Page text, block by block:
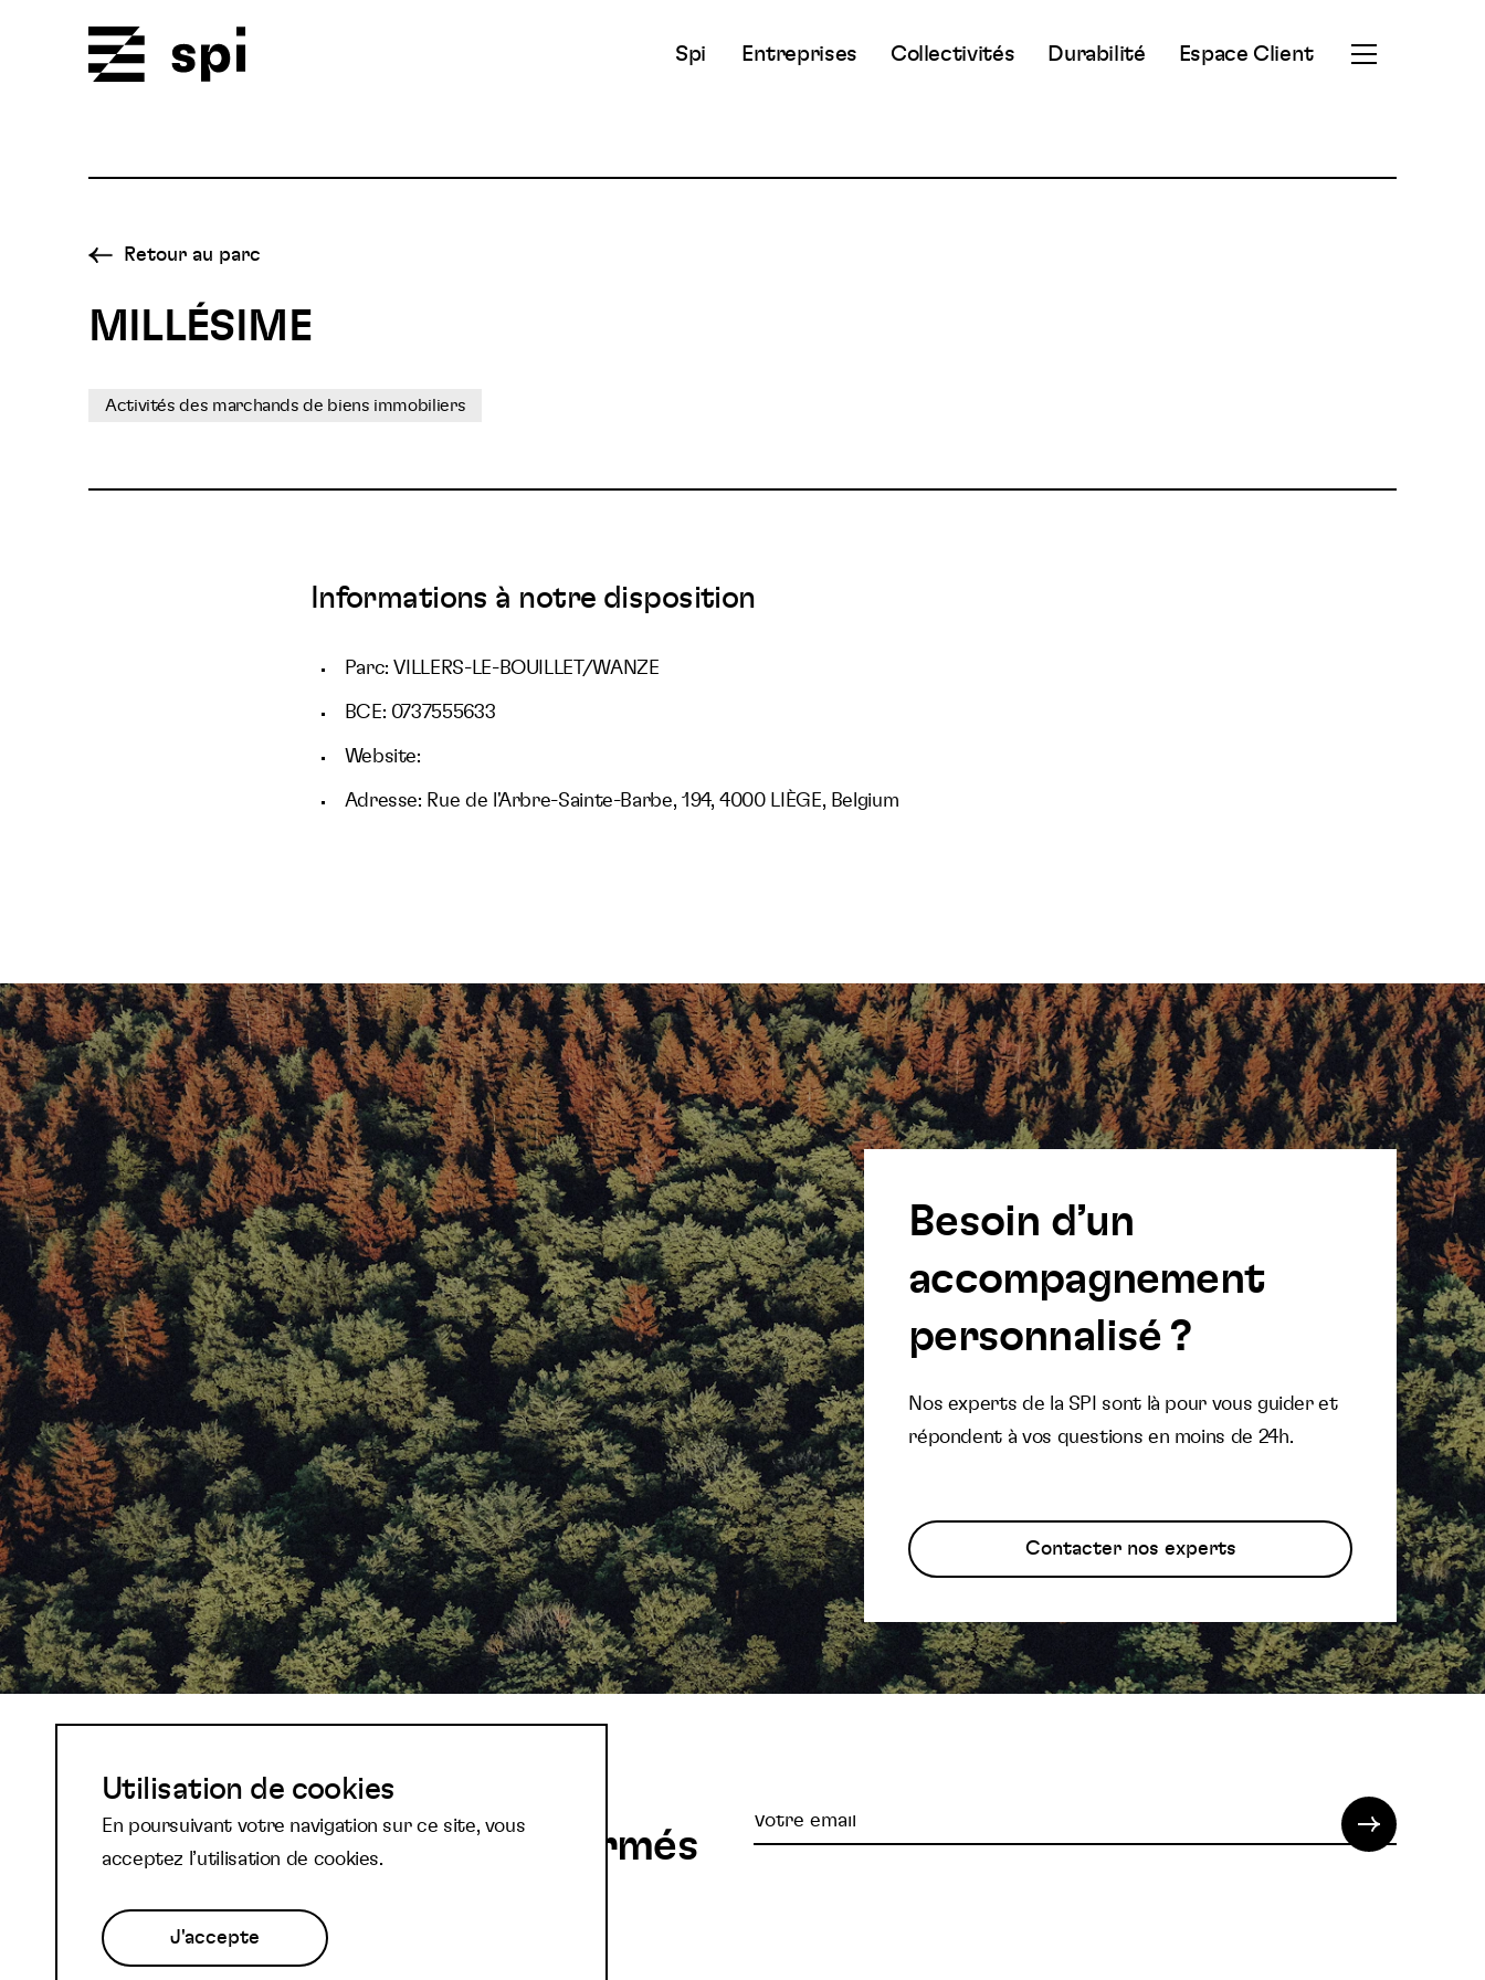
Spi Entreprises Collectivités Durabilité Espace Client
Ouvrir
Retour au parc
MILLÉSIME
Activités des marchands de biens immobiliers
Informations à notre disposition
Parc: VILLERS-LE-BOUILLET/WANZE
BCE: 0737555633
Website:
Adresse: Rue de l'Arbre-Sainte-Barbe, 194, 4000 LIÈGE, Belgium
Besoin d’un
accompagnement
personnalisé ?
Nos experts de la SPI sont là pour vous guider et
répondent à vos questions en moins de 24h.
Contacter nos experts
Abonnez-vous à notre
newsletter et restez informés
Votre
Utilisation de cookies
En poursuivant votre navigation sur ce site, vous
acceptez l’utilisation de cookies.
J'accepte